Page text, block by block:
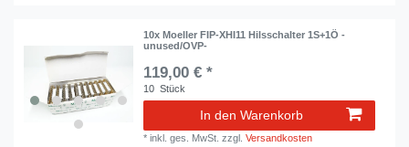
10x Moeller FIP-XHI11 Hilsschalter 1S+1Ö -
unused/OVP-
119,00 € *
10 Stück
In den Warenkorb
*inkl. ges. MwSt. zzgl.Versandkosten